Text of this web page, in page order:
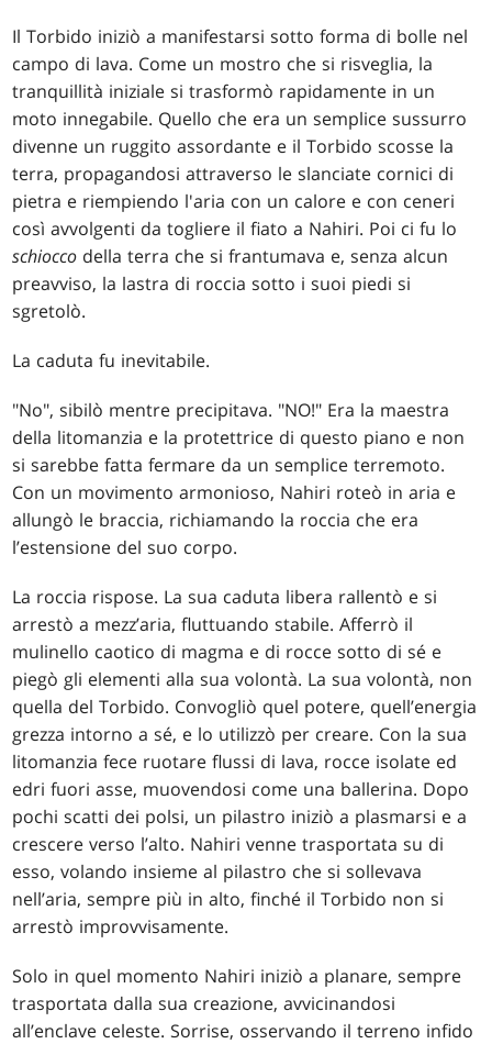
Il Torbido iniziò a manifestarsi sotto forma di bolle nel
campo di lava. Come un mostro che si risveglia, la
tranquillità iniziale si trasformò rapidamente in un
moto innegabile. Quello che era un semplice sussurro
divenne un ruggito assordante e il Torbido scosse la
terra, propagandosi attraverso le slanciate cornici di
pietra e riempiendo l'aria con un calore e con ceneri
così avvolgenti da togliere il fiato a Nahiri. Poi ci fu lo
schiocco della terra che si frantumava e, senza alcun
preavviso, la lastra di roccia sotto i suoi piedi si
sgretolò.
La caduta fu inevitabile.
"No", sibilò mentre precipitava. "NO!" Era la maestra
della litomanzia e la protettrice di questo piano e non
si sarebbe fatta fermare da un semplice terremoto.
Con un movimento armonioso, Nahiri roteò in aria e
allungò le braccia, richiamando la roccia che era
l’estensione del suo corpo.
La roccia rispose. La sua caduta libera rallentò e si
arrestò a mezz’aria, fluttuando stabile. Afferrò il
mulinello caotico di magma e di rocce sotto di sé e
piegò gli elementi alla sua volontà. La sua volontà, non
quella del Torbido. Convogliò quel potere, quell’energia
grezza intorno a sé, e lo utilizzò per creare. Con la sua
litomanzia fece ruotare flussi di lava, rocce isolate ed
edri fuori asse, muovendosi come una ballerina. Dopo
pochi scatti dei polsi, un pilastro iniziò a plasmarsi e a
crescere verso l’alto. Nahiri venne trasportata su di
esso, volando insieme al pilastro che si sollevava
nell’aria, sempre più in alto, finché il Torbido non si
arrestò improvvisamente.
Solo in quel momento Nahiri iniziò a planare, sempre
trasportata dalla sua creazione, avvicinandosi
all’enclave celeste. Sorrise, osservando il terreno infido